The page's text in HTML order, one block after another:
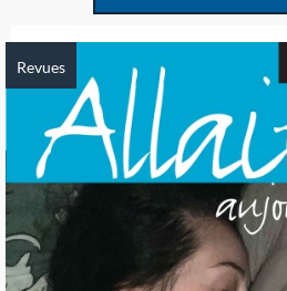
Revues